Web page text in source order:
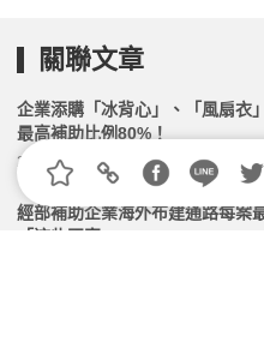
關聯文章
企業添購「冰背心」、「風扇衣
最高補助比例80%！
2026.05.08 | 104小編 | 2876觀看數
經部補助企業海外布建通路每案
「這些國家」